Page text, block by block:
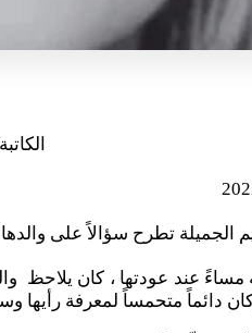
الجميلة تطرح سؤالاً على
مساءً عند عودتها ، كان يلاحظ
دائماً متحمساً لمعرفة رأيها